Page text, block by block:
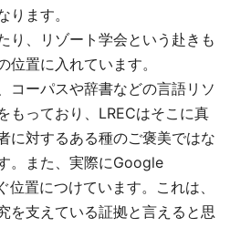
ます。
り、リゾート学会という赴きも
位置に入れています。
コーパスや辞書などの言語リソ
もっており、LRECはそこに真
に対するある種のご褒美ではな
。また、実際にGoogle
置につけています。これは、
を支えている証拠と言えると思